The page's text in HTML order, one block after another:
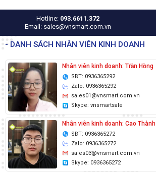
Hotline: 093.6611.372
Email: sales@vnsmart.com.vn
- DANH SÁCH NHÂN VIÊN KINH DOANH
Nhân viên kinh doanh: Trần Hồng
SĐT: 0936365292
Zalo: 0936365292
sales01@vnsmart.com.vn
Skype: vnsmartsale
Nhân viên kinh doanh: Cao Thành
SĐT: 0936365272
Zalo: 0936365272
sales03@vnsmart.com.vn
Skype: 0936365272